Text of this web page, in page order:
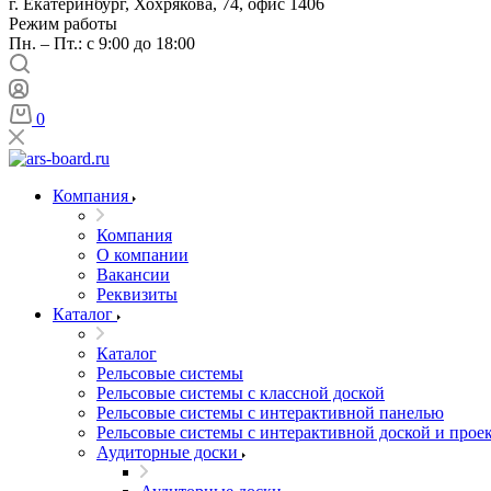
г. Екатеринбург, Хохрякова, 74, офис 1406
Режим работы
Пн. – Пт.: с 9:00 до 18:00
0
Компания
Компания
О компании
Вакансии
Реквизиты
Каталог
Каталог
Рельсовые системы
Рельсовые системы с классной доской
Рельсовые системы с интерактивной панелью
Рельсовые системы с интерактивной доской и
Аудиторные доски